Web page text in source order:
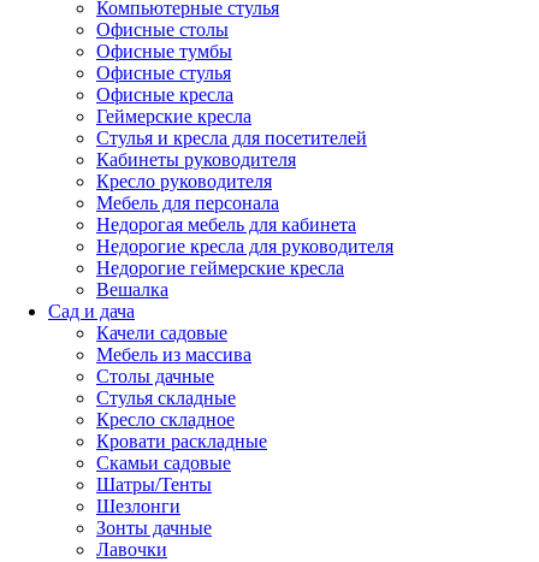
Компьютерные стулья
Офисные столы
Офисные тумбы
Офисные стулья
Офисные кресла
Геймерские кресла
Стулья и кресла для посетителей
Кабинеты руководителя
Кресло руководителя
Мебель для персонала
Недорогая мебель для кабинета
Недорогие кресла для руководителя
Недорогие геймерские кресла
Вешалка
Сад и дача
Качели садовые
Мебель из массива
Столы дачные
Стулья складные
Кресло складное
Кровати раскладные
Скамьи садовые
Шатры/Тенты
Шезлонги
Зонты дачные
Лавочки